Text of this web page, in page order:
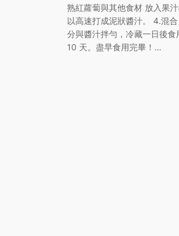
熟紅蘿蔔與其他食材 放入果
以高速打成泥狀醬汁。 4.混
分與醬汁拌勻，冷藏一日後
10 天。盡早食用完畢！…